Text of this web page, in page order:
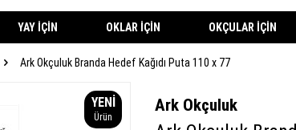
YAY İÇIN OKLAR İÇIN OKÇULAR İÇIN
Ark Okçuluk Branda Hedef Kağıdı Puta 110 x 77
YENI
Ürün
Ark Okçuluk